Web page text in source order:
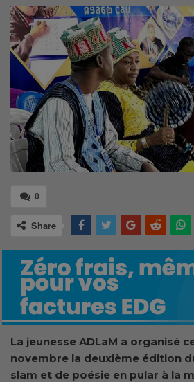
0
Share
La jeunesse ADLaM a organisé
novembre la deuxième édition
slam et de poésie en pular à la